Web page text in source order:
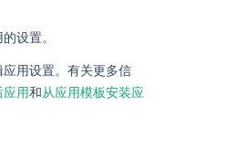
设置。
用设置。有关更多信
用和 从应用模板安装应